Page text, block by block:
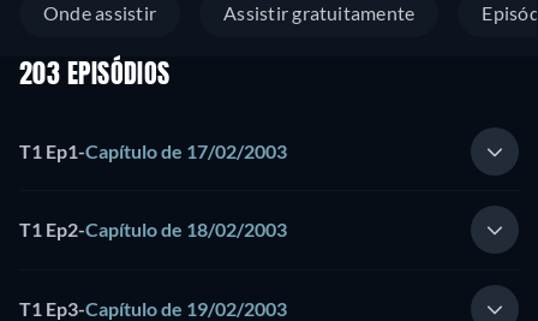
Onde assistir Assistir gratuitamente
203 EPISÓDIOS
T1 Ep1-Capítulo de 17/02/2003
T1 Ep2-Capítulo de 18/02/2003
T1 Ep3-Capítulo de 19/02/2003